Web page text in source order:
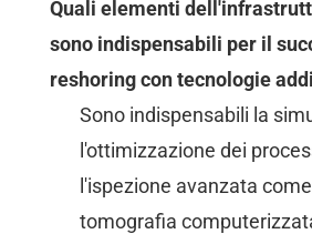
Quali elementi
sono indispensabili per il
reshoring con tecnologie
Sono indispensabili la
l'ottimizzazione dei
l'ispezione avanzata
tomografia